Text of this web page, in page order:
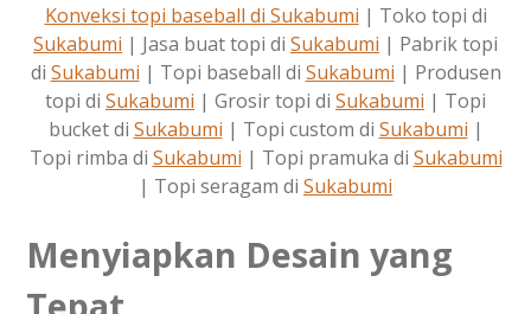
Konveksi topi baseball di Sukabumi | Toko topi di
Sukabumi | Jasa buat topi di Sukabumi | Pabrik topi
di Sukabumi | Topi baseball di Sukabumi | Produsen
topi di Sukabumi | Grosir topi di Sukabumi | Topi
bucket di Sukabumi | Topi custom di Sukabumi |
Topi rimba di Sukabumi | Topi pramuka di Sukabumi
| Topi seragam di Sukabumi
Menyiapkan Desain yang
Tepat